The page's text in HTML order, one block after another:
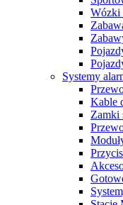
Wózki
Systemy
Kable
Zamki